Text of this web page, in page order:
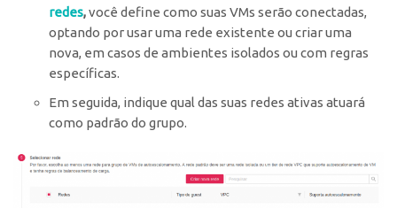
redes,você define como suas VMs serão conectadas,
optando por usar uma rede existente ou criar uma
nova, em casos de ambientes isolados ou com regras
específicas.
Em seguida, indique qual das suas redes ativas atuará
como padrão do grupo.